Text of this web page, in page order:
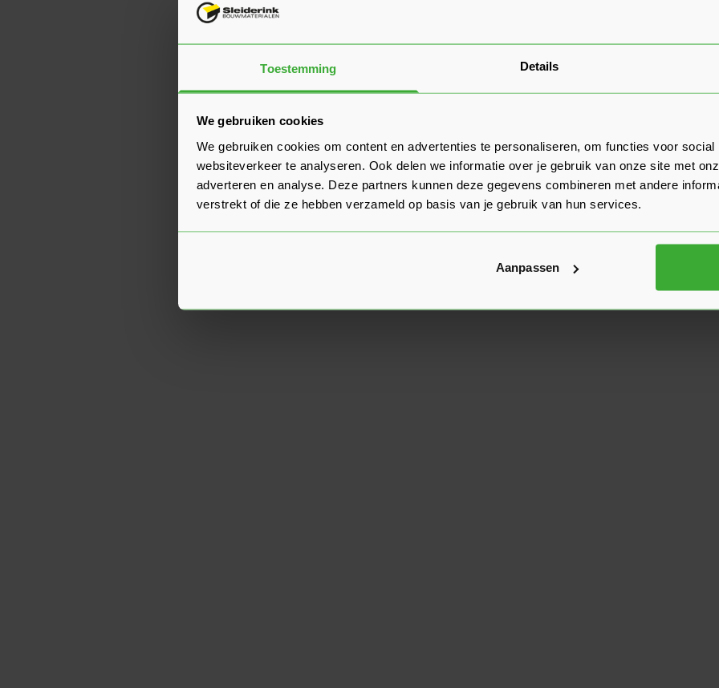
Toestemming Details
We gebruiken cookies
We gebruiken cookies om content en advertenties te personaliseren, om functies voor
websiteverkeer te analyseren. Ook delen we informatie over je gebruik van onze site met
adverteren en analyse. Deze partners kunnen deze gegevens combineren met andere
verstrekt of die ze hebben verzameld op basis van je gebruik van hun services.
Aanpassen